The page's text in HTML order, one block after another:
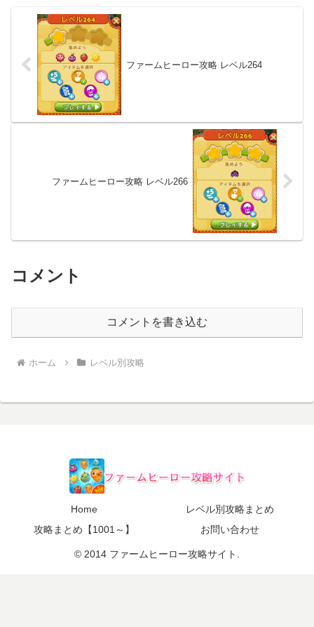
ファームヒーロー攻略 レベル264
ファームヒーロー攻略 レベル266
コメント
コメントを書き込む
ホーム レベル別攻略
Home
レベル別攻略まとめ
攻略まとめ【1001～】
お問い合わせ
© 2014 ファームヒーロー攻略サイト.